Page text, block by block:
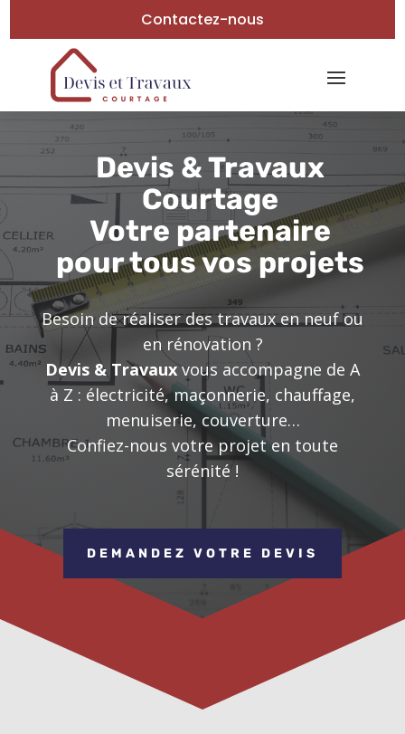
Contactez-nous
Devis & Travaux
Courtage
Votre partenaire
pour tous vos projets
Besoin de réaliser des travaux en neuf ou
en rénovation ?
Devis & Travaux vous accompagne de A
à Z : électricité, maçonnerie, chauffage,
menuiserie, couverture…
Confiez-nous votre projet en toute
sérénité !
DEMANDEZ VOTRE DEVIS